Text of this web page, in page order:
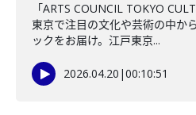
「ARTS COUNCIL TOKYO
東京で注目の文化や芸術の中か
ックをお届け。江戸東京...
2026.04.20 |00:10:51